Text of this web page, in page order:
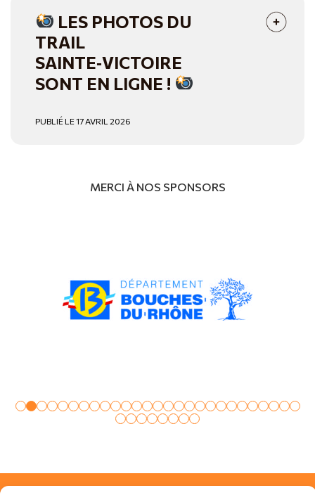
LES PHOTOS DU
TRAIL
SAINTE‑VICTOIRE
SONT EN LIGNE !
PUBLIÉ LE 17 AVRIL 2026
MERCI À NOS SPONSORS